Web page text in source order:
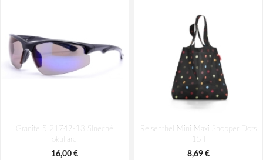
Granite 5 21747-13 Slnečné
okuliare
16,00 €
Reisenthel Mini Maxi Shopper Dots
15 l
8,69 €